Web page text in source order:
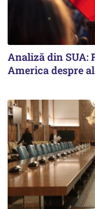
Analiză din SUA:
America despre